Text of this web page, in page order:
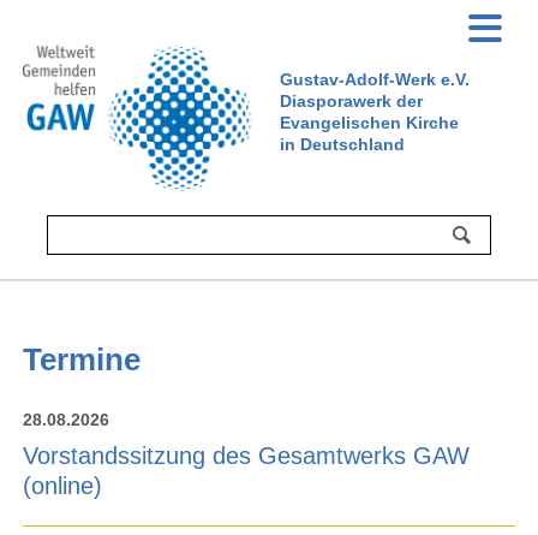
Gustav-Adolf-Werk e.V.
Diasporawerk der
Evangelischen Kirche
in Deutschland
Termine
28.08.2026
Vorstandssitzung des Gesamtwerks GAW
(online)